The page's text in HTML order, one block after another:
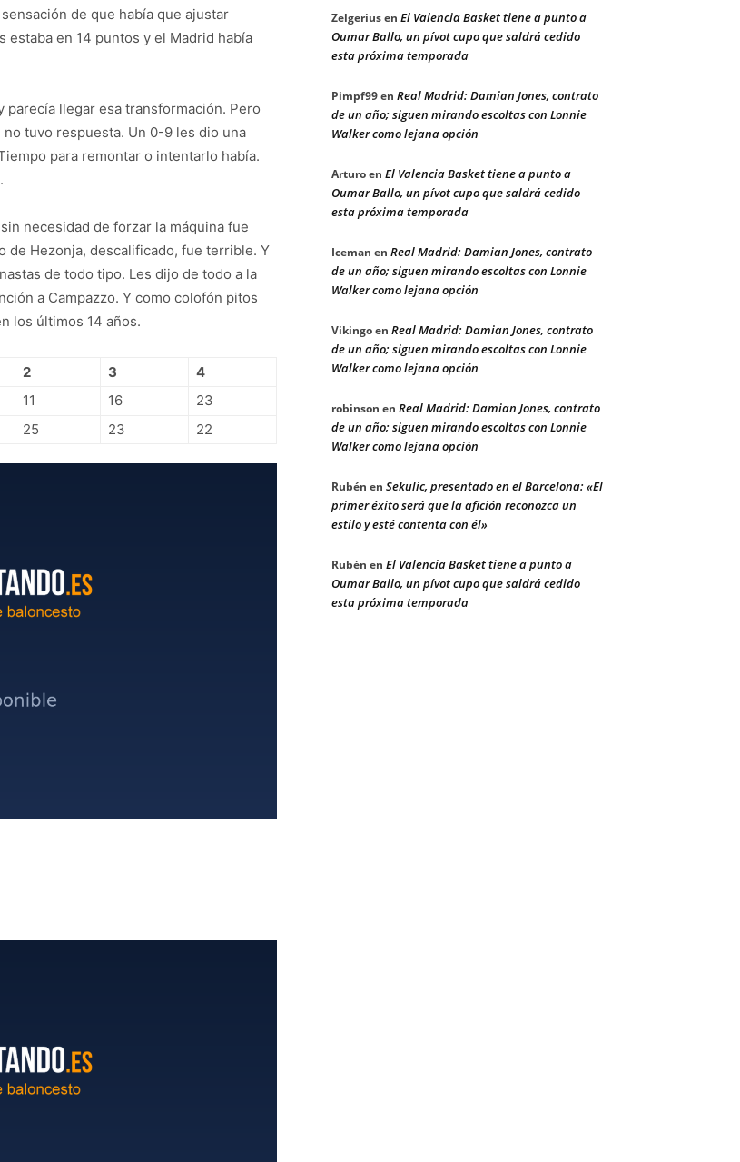
de que había que ajustar
estaba en 14 puntos y el Madrid había
llegar esa transformación. Pero
tuvo respuesta. Un 0-9 les dio una
para remontar o intentarlo había.
necesidad de forzar la máquina fue
de Hezonja, descalificado, fue terrible. Y
de todo tipo. Les dijo de todo a la
a Campazzo. Y como colofón pitos
los últimos 14 años.
2 3
4
11 16
23
25 23 22
Zelgeriusen El Valencia Basket tiene a punto a
Oumar Ballo, un pívot cupo que saldrá cedido
esta próxima temporada
Pimpf99en Real Madrid: Damian Jones, contrato
de un año; siguen mirando escoltas con Lonnie
Walker como lejana opción
Arturoen El Valencia Basket tiene a punto a
Oumar Ballo, un pívot cupo que saldrá cedido
esta próxima temporada
Iceman en Real Madrid: Damian Jones, contrato
de un año; siguen mirando escoltas con Lonnie
Walker como lejana opción
Vikingoen Real Madrid: Damian Jones, contrato
de un año; siguen mirando escoltas con Lonnie
Walker como lejana opción
robinson en Real Madrid: Damian Jones, contrato
de un año; siguen mirando escoltas con Lonnie
Walker como lejana opción
Rubén en Sekulic, presentado en el Barcelona: «El
primer éxito será que la afición reconozca un
estilo y esté contenta con él»
Rubén en El Valencia Basket tiene a punto a
Oumar Ballo, un pívot cupo que saldrá cedido
esta próxima temporada